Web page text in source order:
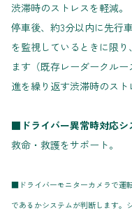
渋滞時のストレスを軽減。
停車後、約3分以内に先行
を監視しているときに限
ます（既存レーダークル
進を繰り返す渋滞時のスト
■ドライバー異常時対応シ
救命・救護をサポート。
■ドライバーモニターカメラで運
であるかシステムが判断します。